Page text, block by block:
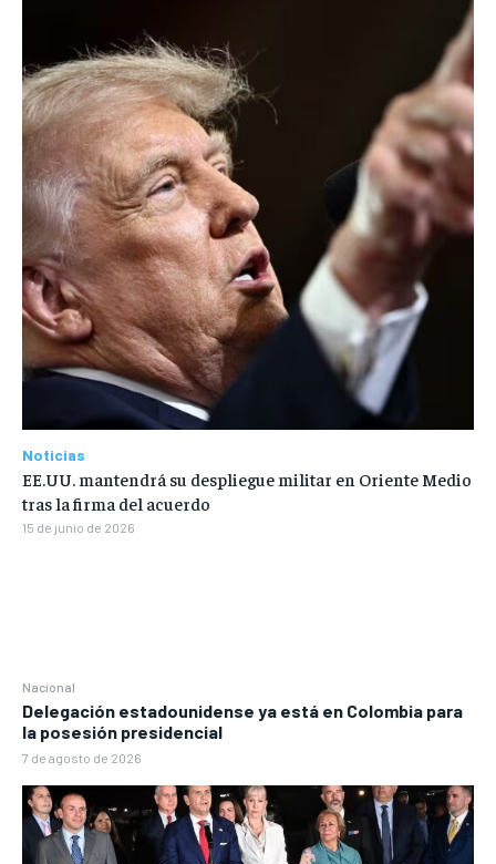
Nacional
Delegación estadounidense ya está en Colombia para
la posesión presidencial
7 de agosto de 2026
Noticias
EE.UU. mantendrá su despliegue militar en Oriente Medio
tras la firma del acuerdo
15 de junio de 2026